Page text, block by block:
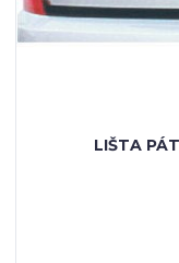
LIŠTA